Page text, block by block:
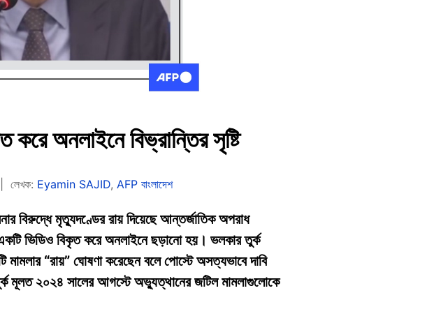
করে অনলাইনে বিভ্রান্তির সৃষ্টি
লেখক: Eyamin SAJID, AFP বাংলাদেশ
বিরুদ্ধে মৃত্যুদণ্ডের রায় দিয়েছে আন্তর্জাতিক অপরাধ
ভিডিও বিকৃত করে অনলাইনে ছড়ানো হয়। ভলকার তুর্ক
“রায়” ঘোষণা করেছেন বলে পোস্টে অসত্যভাবে দাবি
মূলত ২০২৪ সালের আগস্টে অভ্যুত্থানের জটিল মামলাগুলোকে